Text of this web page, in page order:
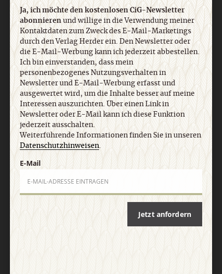
Nach oben
Ja, ich möchte den kostenlosen CiG-Newsletter
abonnierenund willige in die Verwendung meiner
Kontaktdaten zum Zweck des E-Mail-Marketings
durch den Verlag Herder ein. Den Newsletter oder
die E-Mail-Werbung kann ich jederzeit abbestellen.
Ich bin einverstanden, dass mein
personenbezogenes Nutzungsverhalten in
Newsletter und E-Mail-Werbung erfasst und
ausgewertet wird, um die Inhalte besser auf meine
Interessen auszurichten. Über einen Link in
Newsletter oder E-Mail kann ich diese Funktion
jederzeit ausschalten.
Weiterführende Informationen finden Sie in unseren
Datenschutzhinweisen.
E-Mail
Jetzt anfordern